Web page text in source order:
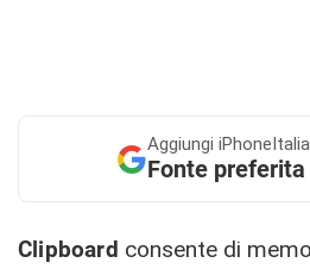
Aggiungi
Fonte preferita
Clipboard consente di